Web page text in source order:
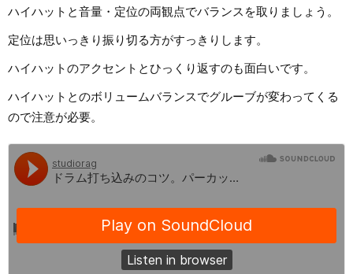
ハイハットと音量・定位の両観点でバランスを取りましょう。
定位は思いっきり振り切る方がすっきりします。
ハイハットのアクセントとひっくり返すのも面白いです。
ハイハットとのボリュームバランスでグルーブが変わってくる
ので注意が必要。